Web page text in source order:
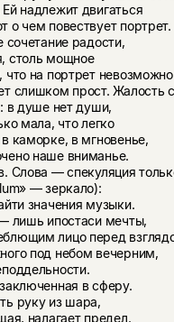
надлежит двигаться
чем повествует портрет.
сочетание радости,
столь мощное
что на портрет невозможно
слишком прост. Жалость
в душе нет души,
мала, что легко
каморке, в мгновенье,
наше вниманье.
Слова — спекуляция
— зеркало):
значения музыки.
лишь ипостаси мечты,
лицо перед
под небом вечерним,
в сферу.
руку из шара,
налагает предел.